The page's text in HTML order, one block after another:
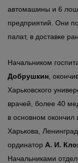
автомашины и 6
предприятий. Они
палат, в доставке
Начальником
Добрушкин ,
Харьковского
врачей, более 40
в основном окончил
Харькова,
ординатор А. И.
Начальниками